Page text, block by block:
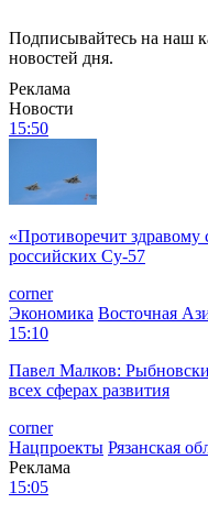
Подписывайтесь на наш
новостей дня.
Реклама
Новости
15:50
«Противоречит здравому
российских Су-57
corner
Экономика Восточная
15:10
Павел Малков:
всех сферах развития
corner
Нацпроекты Рязанская
Реклама
15:05